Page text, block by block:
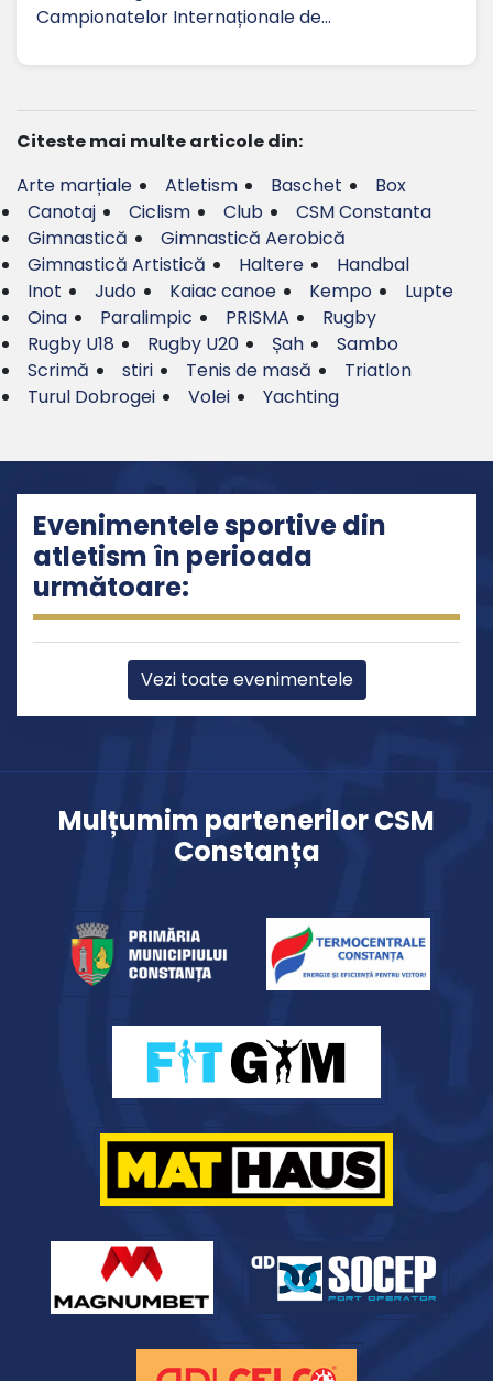
Campionatelor Internaționale de…
Citeste mai multe articole din:
Arte marțiale
Atletism Baschet
Box
Canotaj
Ciclism Club
CSM Constanta
Gimnastică
Gimnastică Aerobică
Gimnastică Artistică
Haltere
Handbal
Inot
Judo Kaiac canoe Kempo
Lupte
Oina
Paralimpic PRISMA
Rugby
Rugby U18
Rugby U20 Șah
Sambo
Scrimă
stiri Tenis de masă
Triatlon
Turul Dobrogei
Volei Yachting
Evenimentele sportive din
atletism în perioada
următoare:
Vezi toate evenimentele
Mulțumim partenerilor CSM
Constanța